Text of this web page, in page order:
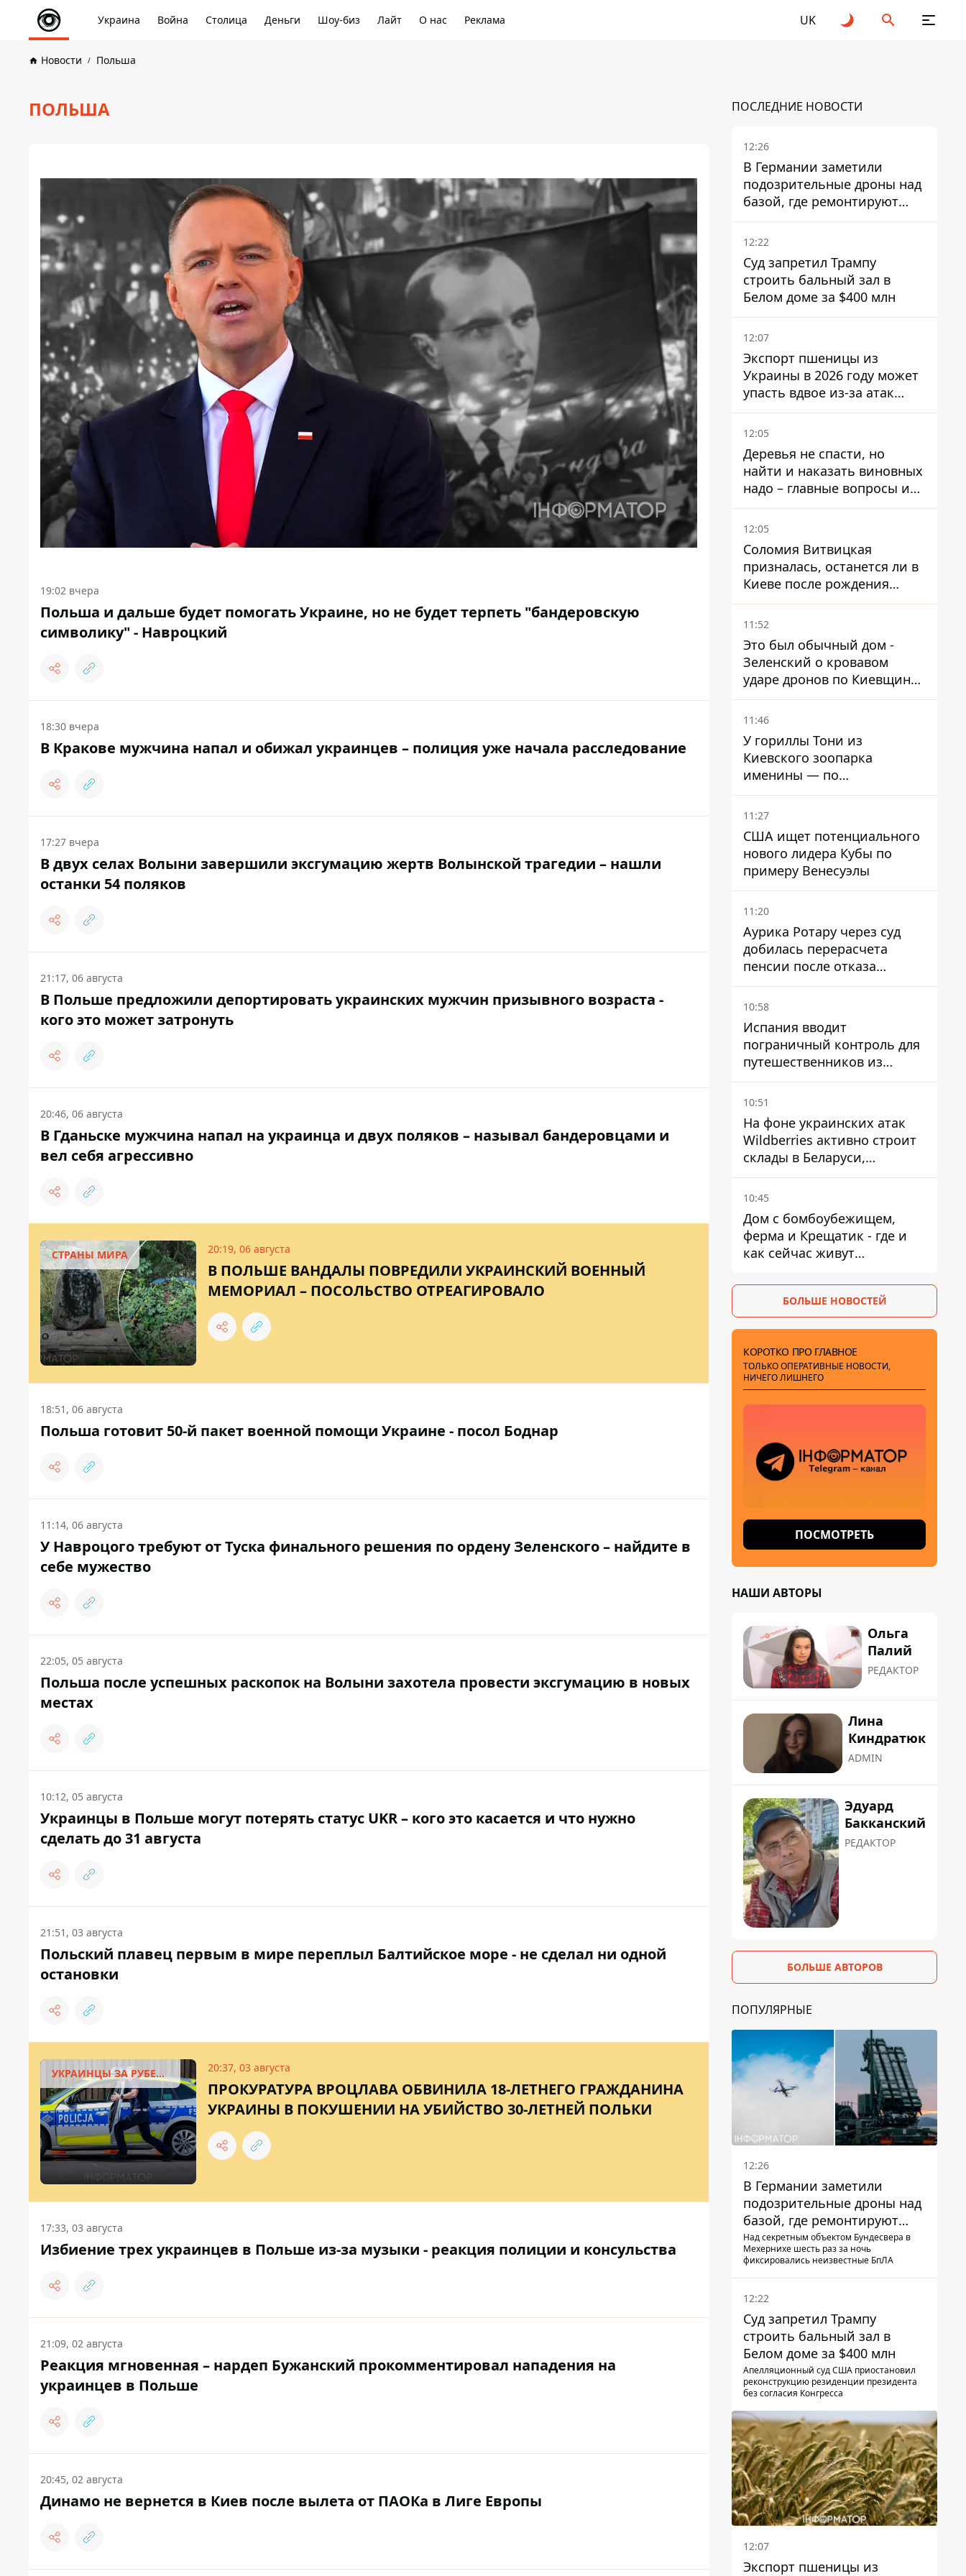
Украина Война Столица Деньги Шоу-биз Лайт О нас Реклама UK
Новости Польша
ПОЛЬША
19:02 вчера
Польша и дальше будет помогать Украине, но не будет терпеть "бандеровскую
символику" - Навроцкий
18:30 вчера
В Кракове мужчина напал и обижал украинцев – полиция уже начала расследование
17:27 вчера
В двух селах Волыни завершили эксгумацию жертв Волынской трагедии – нашли
останки 54 поляков
21:17, 06 августа
В Польше предложили депортировать украинских мужчин призывного возраста -
кого это может затронуть
20:46, 06 августа
В Гданьске мужчина напал на украинца и двух поляков – называл бандеровцами и
вел себя агрессивно
СТРАНЫ МИРА 20:19, 06 августа
В ПОЛЬШЕ ВАНДАЛЫ ПОВРЕДИЛИ УКРАИНСКИЙ ВОЕННЫЙ
МЕМОРИАЛ – ПОСОЛЬСТВО ОТРЕАГИРОВАЛО
18:51, 06 августа
Польша готовит 50-й пакет военной помощи Украине - посол Боднар
11:14, 06 августа
У Навроцого требуют от Туска финального решения по ордену Зеленского – найдите в
себе мужество
22:05, 05 августа
Польша после успешных раскопок на Волыни захотела провести эксгумацию в новых
местах
10:12, 05 августа
Украинцы в Польше могут потерять статус UKR – кого это касается и что нужно
сделать до 31 августа
21:51, 03 августа
Польский плавец первым в мире переплыл Балтийское море - не сделал ни одной
остановки
УКРАИНЦЫ ЗА РУБЕЖОМ 20:37, 03 августа
ПРОКУРАТУРА ВРОЦЛАВА ОБВИНИЛА 18-ЛЕТНЕГО ГРАЖДАНИНА
УКРАИНЫ В ПОКУШЕНИИ НА УБИЙСТВО 30-ЛЕТНЕЙ ПОЛЬКИ
17:33, 03 августа
Избиение трех украинцев в Польше из-за музыки - реакция полиции и консульства
21:09, 02 августа
Реакция мгновенная – нардеп Бужанский прокомментировал нападения на
украинцев в Польше
20:45, 02 августа
Динамо не вернется в Киев после вылета от ПАОКа в Лиге Европы
ПОСЛЕДНИЕ НОВОСТИ
12:26
В Германии заметили
подозрительные дроны над
базой, где ремонтируют
Patriot - СМИ
12:22
Суд запретил Трампу
строить бальный зал в
Белом доме за $400 млн
12:07
Экспорт пшеницы из
Украины в 2026 году может
упасть вдвое из-за атак
россиян по портам
12:05
Деревья не спасти, но
найти и наказать виновных
надо – главные вопросы и
выводы из конфликта на
Теремках
12:05
Соломия Витвицкая
призналась, останется ли в
Киеве после рождения
ребенка
11:52
Это был обычный дом -
Зеленский о кровавом
ударе дронов по Киевщине,
где погибли дедушка,
бабушка и их малолетний
11:46
У гориллы Тони из
Киевского зоопарка
именины — по
человеческим меркам ему
уже больше 90 лет
11:27
США ищет потенциального
нового лидера Кубы по
примеру Венесуэлы
11:20
Аурика Ротару через суд
добилась перерасчета
пенсии после отказа
Пенсионного фонда
10:58
Испания вводит
пограничный контроль для
путешественников из
Италии из-за
миграционного конфликта
10:51
На фоне украинских атак
Wildberries активно строит
склады в Беларуси,
Казахстане, Узбекистане
10:45
Дом с бомбоубежищем,
ферма и Крещатик - где и
как сейчас живут
БОЛЬШЕ НОВОСТЕЙ
КОРОТКО ПРО ГЛАВНОЕ
ТОЛЬКО ОПЕРАТИВНЫЕ НОВОСТИ,
НИЧЕГО ЛИШНЕГО
ПОСМОТРЕТЬ
НАШИ АВТОРЫ
Ольга
Палий
РЕДАКТОР
Лина
Киндратюк
ADMIN
Эдуард
Бакканский
РЕДАКТОР
БОЛЬШЕ АВТОРОВ
ПОПУЛЯРНЫЕ
12:26
В Германии заметили
подозрительные дроны над
базой, где ремонтируют
Patriot - СМИ
Над секретным объектом Бундесвера в
Мехернихе шесть раз за ночь
фиксировались неизвестные БпЛА
12:22
Суд запретил Трампу
строить бальный зал в
Белом доме за $400 млн
Апелляционный суд США приостановил
реконструкцию резиденции президента
без согласия Конгресса
12:07
Экспорт пшеницы из